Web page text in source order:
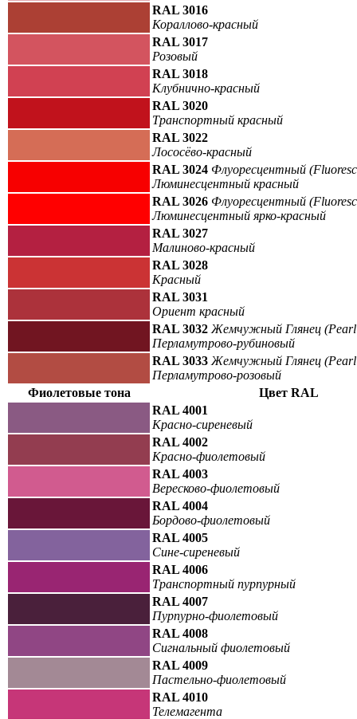
RAL 3016
Кораллово-красный
RAL 3017
Розовый
RAL 3018
Клубнично-красный
RAL 3020
Транспортный красный
RAL 3022
Лососёво-красный
RAL 3024 Флуоресцентный
Люминесцентный красный
RAL 3026 Флуоресцентный
Люминесцентный ярко-красный
RAL 3027
Малиново-красный
RAL 3028
Красный
RAL 3031
Ориент красный
RAL 3032 Жемчужный Глянец (Pearl
Перламутрово-рубиновый
RAL 3033 Жемчужный Глянец (Pearl
Перламутрово-розовый
Фиолетовые тона
Цвет RAL
RAL 4001
Красно-сиреневый
RAL 4002
Красно-фиолетовый
RAL 4003
Вересково-фиолетовый
RAL 4004
Бордово-фиолетовый
RAL 4005
Сине-сиреневый
RAL 4006
Транспортный пурпурный
RAL 4007
Пурпурно-фиолетовый
RAL 4008
Сигнальный фиолетовый
RAL 4009
Пастельно-фиолетовый
RAL 4010
Телемагента